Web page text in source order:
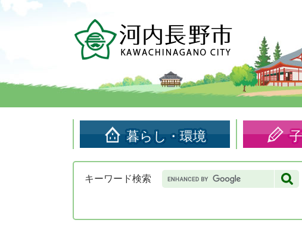
頭
す。
飛
し
暮らし・環境
キーワード検索 Google
カ
検